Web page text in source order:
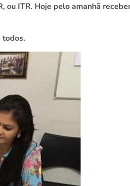
ITR. Hoje pelo amanhã
todos.